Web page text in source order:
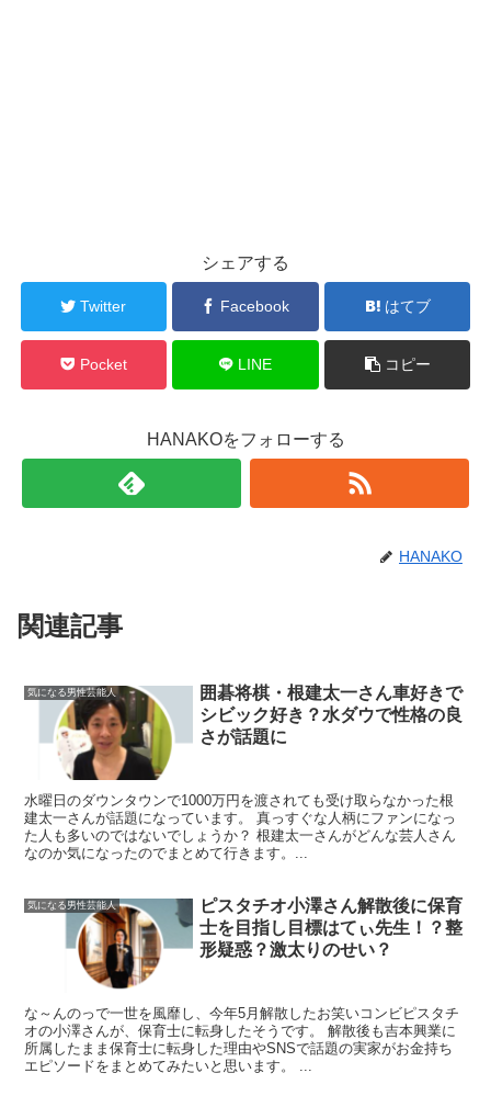
シェアする
Twitter Facebook はてブ
Pocket LINE コピー
HANAKOをフォローする
HANAKO
関連記事
気になる男性芸能人
囲碁将棋・根建太一さん車好きで
シビック好き？水ダウで性格の良
さが話題に
水曜日のダウンタウンで1000万円を渡されても受け取らなかった根
建太一さんが話題になっています。 真っすぐな人柄にファンになっ
た人も多いのではないでしょうか？ 根建太一さんがどんな芸人さん
なのか気になったのでまとめて行きます。...
気になる男性芸能人
ピスタチオ小澤さん解散後に保育
士を目指し目標はてぃ先生！？整
形疑惑？激太りのせい？
な～んのっで一世を風靡し、今年5月解散したお笑いコンビピスタチ
オの小澤さんが、保育士に転身したそうです。 解散後も吉本興業に
所属したまま保育士に転身した理由やSNSで話題の実家がお金持ち
エピソードをまとめてみたいと思います。 ...